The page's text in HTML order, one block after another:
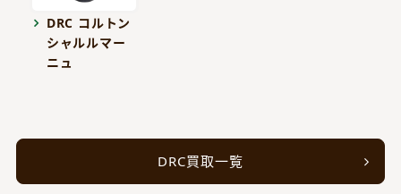
DRC コルトン
シャルルマー
ニュ
DRC買取一覧